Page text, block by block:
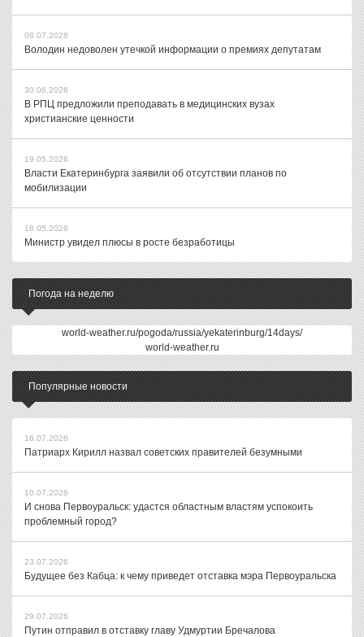
08.07.2026
Володин недоволен утечкой информации о премиях депутатам
30.06.2026
В РПЦ предложили преподавать в медицинских вузах
христианские ценности
19.05.2026
Власти Екатеринбурга заявили об отсутствии планов по
мобилизации
18.05.2026
Министр увидел плюсы в росте безработицы
Погода на неделю
world-weather.ru/pogoda/russia/yekaterinburg/14days/
world-weather.ru
Популярные новости
16.07.2026
Патриарх Кирилл назвал советских правителей безумными
10.07.2026
И снова Первоуральск: удастся областным властям успокоить
проблемный город?
23.07.2026
Будущее без Кабца: к чему приведет отставка мэра Первоуральска
29.07.2026
Путин отправил в отставку главу Удмуртии Бречалова